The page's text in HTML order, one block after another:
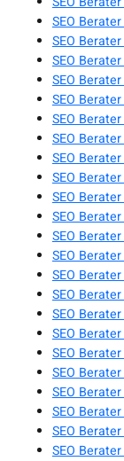
SEO
SEO
SEO
SEO
SEO
SEO
SEO
SEO
SEO
SEO
SEO
SEO
SEO
SEO
SEO
SEO
SEO
SEO
SEO
SEO
SEO
SEO
SEO